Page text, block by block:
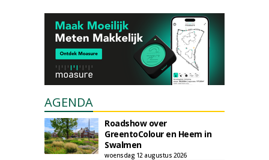
AGENDA
Roadshow over
GreentoColour en Heem in
Swalmen
woensdag 12 augustus 2026